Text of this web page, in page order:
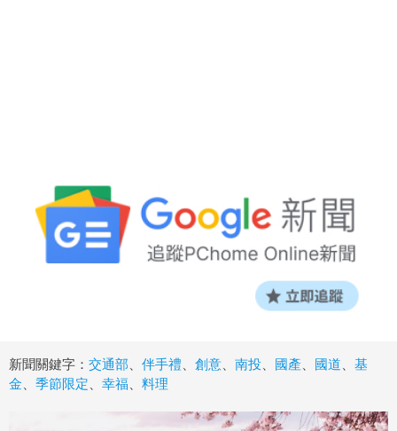
新聞關鍵字： 交通部 伴手禮 創意 南投 國產 國道
基
金
季節限定 幸福 料理